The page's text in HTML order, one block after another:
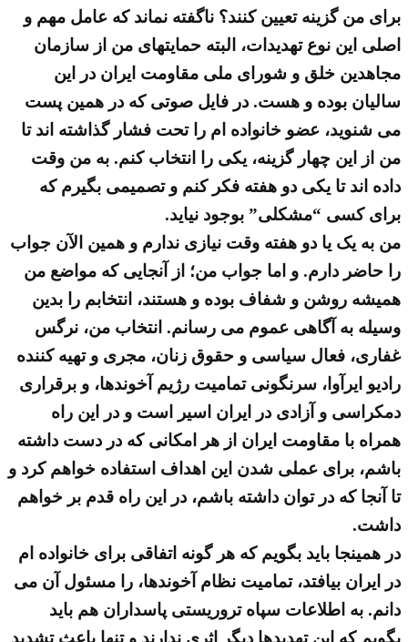
برای من گزینه تعیین کنند؟ ناگفته نماند که عامل مهم و
اصلی این نوع تهدیدات، البته حمایتهای من از سازمان
مجاهدین خلق و شورای ملی مقاومت ایران در این
سالیان بوده و هست. در فایل صوتی که در همین پست
می شنوید، عضو خانواده ام را تحت فشار گذاشته اند تا
من از این چهار گزینه، یکی را انتخاب کنم. به من وقت
داده اند تا یکی دو هفته فکر کنم و تصمیمی بگیرم که
برای کسی “مشکلی” بوجود نیاید.
من به یک یا دو هفته وقت نیازی ندارم و همین الآن جواب
را حاضر دارم. و اما جواب من؛ از آنجایی که مواضع من
همیشه روشن و شفاف بوده و هستند، انتخابم را بدین
وسیله به آگاهی عموم می رسانم. انتخاب من، نرگس
غفاری، فعال سیاسی و حقوق زنان، مجری و تهیه کننده
رادیو ایرآوا، سرنگونی تمامیت رژیم آخوندها، و برقراری
دمکراسی و آزادی در ایران اسیر است و در این راه
همراه با مقاومت ایران از هر امکانی که در دست داشته
باشم، برای عملی شدن این اهداف استفاده خواهم کرد و
تا آنجا که در توان داشته باشم، در این راه قدم بر خواهم
داشت.
در همینجا باید بگویم که هر گونه اتفاقی برای خانواده ام
در ایران بیافتد، تمامیت نظام آخوندها، را مسئول آن می
دانم. به اطلاعات سپاه تروریستی پاسداران هم باید
بگویم که این تهدیدها دیگر اثری ندارند و تنها باعث تشدید